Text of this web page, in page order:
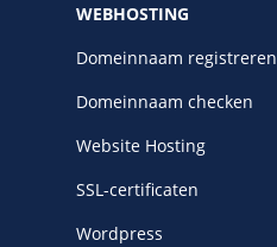
WEBHOSTING
Domeinnaam registreren
Domeinnaam checken
Website Hosting
SSL-certificaten
Wordpress